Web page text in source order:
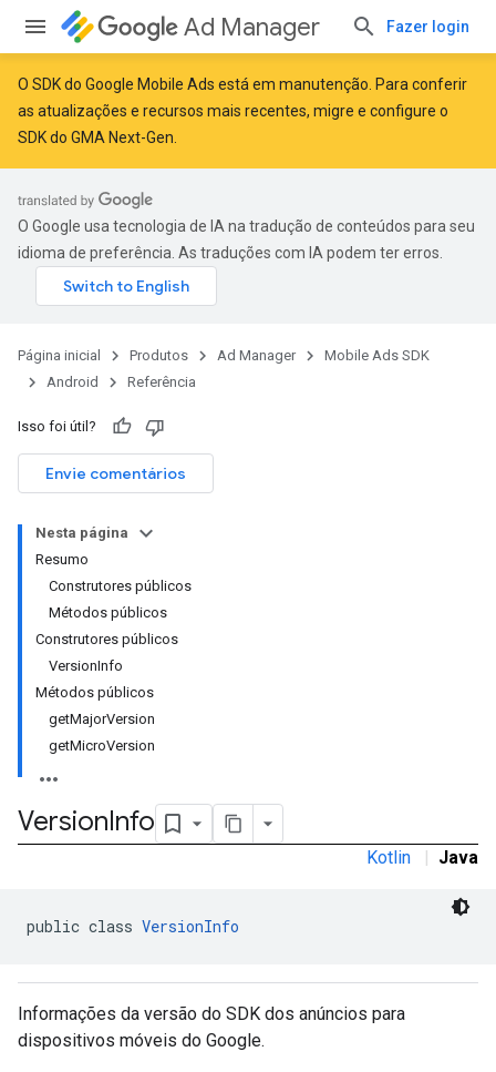
Ad Manager Fazer login
O SDK do Google Mobile Ads está em manutenção. Para conferir
as atualizações e recursos mais recentes, migre e configure o
SDK do GMA Next-Gen
O Google usa tecnologia de IA na tradução de conteúdos para seu
idioma de preferência. As traduções com IA podem ter erros.
Página inicial Produtos Ad Manager
Mobile Ads SDK
Android
Referência
Isso foi útil?
Envie comentários
Nesta página
Resumo
Construtores públicos
Métodos públicos
Construtores públicos
VersionInfo
Métodos públicos
getMajorVersion
getMicroVersion
VersionInfo
Kotlin | Java
public class VersionInfo
Informações da versão do SDK dos anúncios para
dispositivos móveis do Google.